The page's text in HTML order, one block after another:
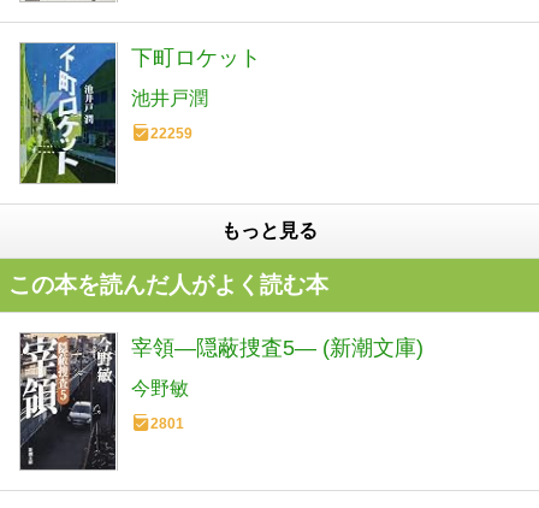
下町ロケット
池井戸潤
22259
もっと見る
この本を読んだ人がよく読む本
宰領―隠蔽捜査5― (新潮文庫)
今野敏
2801